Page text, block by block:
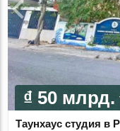
₫ 50 млрд.
Таунхаус студия в